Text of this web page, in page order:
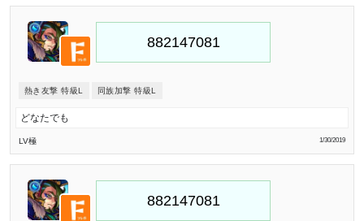
熱き友撃 特級L 同族加撃 特級L
どなたでも
LV極 1/30/2019